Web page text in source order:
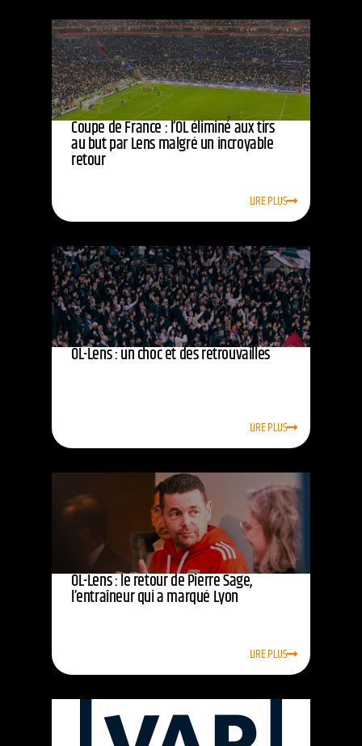
Coupe de France : l’OL éliminé aux tirs
au but par Lens malgré un incroyable
retour
LIRE PLUS
OL-Lens : un choc et des retrouvailles
LIRE PLUS
OL-Lens : le retour de Pierre Sage,
l’entraîneur qui a marqué Lyon
LIRE PLUS